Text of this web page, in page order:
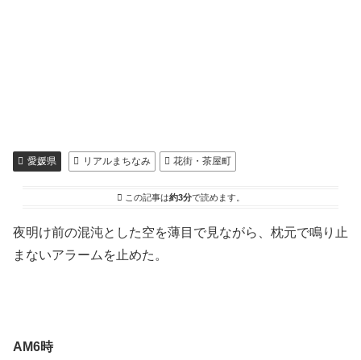
愛媛県 リアルまちなみ 花街・茶屋町
この記事は約3分で読めます。
夜明け前の混沌とした空を薄目で見ながら、枕元で鳴り止
まないアラームを止めた。
AM6時